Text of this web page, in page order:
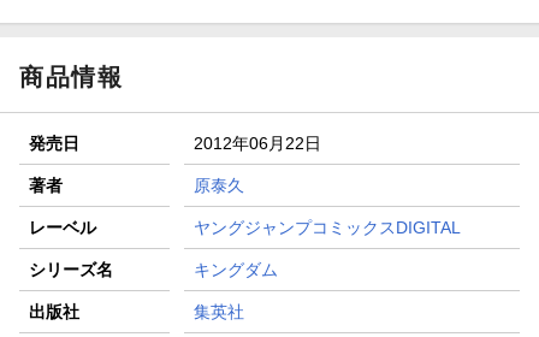
商品情報
発売日 2012年06月22日
著者 原泰久
レーベル ヤングジャンプコミックスDIGITAL
シリーズ名 キングダム
出版社 集英社